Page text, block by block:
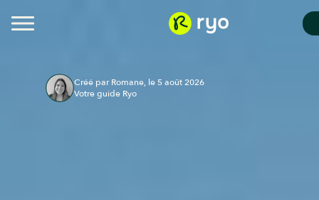
Créé par Romane, le 5 août 2026
Votre guide Ryo